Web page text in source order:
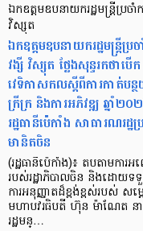
ឯកឧត្តមឧបនាយករដ្ឋមន្ត្រីប្រចាំក
វិស្សុត
ឯកឧត្តមឧបនាយករដ្ឋមន្ត្រីប្រ
វង្សី វិស្សុត ថ្លែងសុន្ទរកថាបើក
វេទិកាសកលស្តីពីការកាត់បន្
ក្រីក្រ និងការអភិវឌ្ឍ ឆ្នាំ២
រដ្ឋធានីប៉េកាំង សាធារណរដ្ឋប្
មានិតចិន
(រដ្ឋធានីប៉េកាំង)៖ តបតាមការអ
របស់រដ្ឋាភិបាលចិន និងដោយទ
ការអនុញ្ញាតដ៏ខ្ពង់ខ្ពស់របស់ សម្ត
មហាបវរធិបតី ហ៊ុន ម៉ាណែត ន
រដ្ឋមន្…